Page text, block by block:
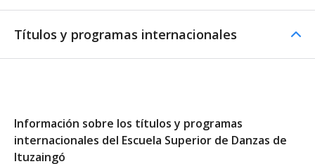
Títulos y programas internacionales
Información sobre los títulos y programas
internacionales del Escuela Superior de Danzas de
Ituzaingó